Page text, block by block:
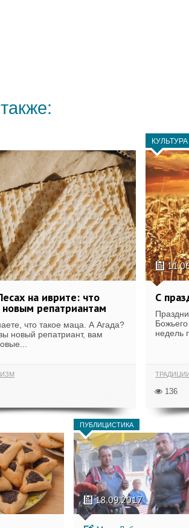
на иврите: что
новым репатриантам
что такое маца. А Агада?
новый репатриант, вам
КУЛЬТУРА
С
недель
136
ПУБЛИЦИСТИКА
18.09.2017